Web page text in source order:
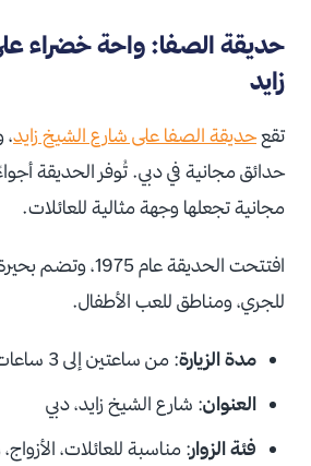
حديقة الصفا: واحة خضراء
زايد
تقعحديقة الصفا على شارع الشيخ زايد
حدائق مجانية في دبي. تُوفر الحديقة
مجانية تجعلها وجهة مثالية للعائلات.
افتتحت الحديقة عام
للجري، ومناطق للعب الأطفال.
مدة الزيارة: من ساعتين إلى 3 ساعات
العنوان: شارع الشيخ زايد، دبي
فئة الزوار: مناسبة للعائلات،